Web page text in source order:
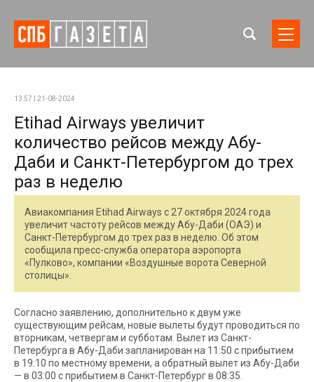
13:57 | 21-08-2024
Etihad Airways увеличит
количество рейсов между Абу-
Даби и Санкт-Петербургом до трех
раз в неделю
Авиакомпания Etihad Airways с 27 октября 2024 года
увеличит частоту рейсов между Абу-Даби (ОАЭ) и
Санкт-Петербургом до трех раз в неделю. Об этом
сообщила пресс-служба оператора аэропорта
«Пулково», компании «Воздушные ворота Северной
столицы».
Согласно заявлению, дополнительно к двум уже
существующим рейсам, новые вылеты будут проводиться по
вторникам, четвергам и субботам. Вылет из Санкт-
Петербурга в Абу-Даби запланирован на 11:50 с прибытием
в 19:10 по местному времени, а обратный вылет из Абу-Даби
— в 03:00 с прибытием в Санкт-Петербург в 08:35.